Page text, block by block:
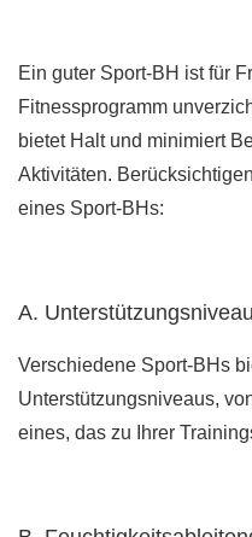
Ein guter Sport-BH ist für
Fitnessprogramm
bietet Halt und minimiert
Aktivitäten.
eines Sport-BHs:
A.
Verschiedene Sport-BHs
Unterstützungsniveaus,
eines, das zu Ihrer